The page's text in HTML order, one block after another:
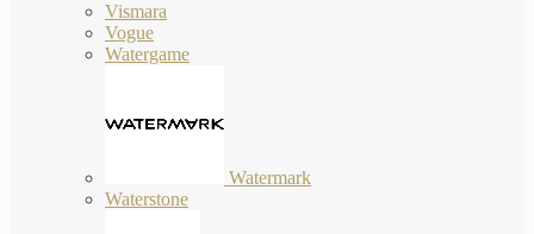
Vismara
Vogue
Watergame
Watermark
Waterstone